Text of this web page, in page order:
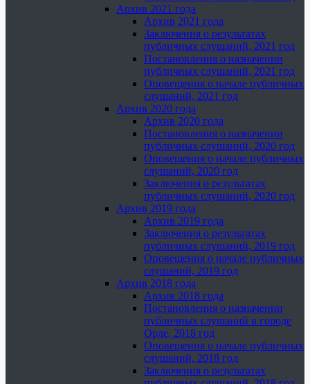
Архив 2021 года
Архив 2021 года
Заключения о результатах
публичных слушаний, 2021 год
Постановления о назначении
публичных слушаний, 2021 год
Оповещения о начале публичных
слушаний, 2021 год
Архив 2020 года
Архив 2020 года
Постановления о назначении
публичных слушаний, 2020 год
Оповещения о начале публичных
слушаний, 2020 год
Заключения о результатах
публичных слушаний, 2020 год
Архив 2019 года
Архив 2019 года
Заключения о результатах
публичных слушаний, 2019 год
Оповещения о начале публичных
слушаний, 2019 год
Архив 2018 года
Архив 2018 года
Постановления о назначении
публичных слушаний в городе
Орле, 2018 год
Оповещения о начале публичных
слушаний, 2018 год
Заключения о результатах